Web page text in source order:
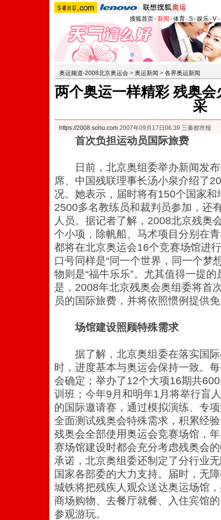
搜狐首页-新闻 -体育-S-娱乐-V-
奥运频道-2008北京奥运会 > 奥运新闻 > 各界奥运新闻
两个奥运一样精彩 残奥
采
https://2008.sohu.com 2007年09月17日06:39 三秦都市报
首次负担运动员国际旅费
日前，北京奥组委举办新闻发布
席、中国残联理事长汤小泉介绍了
况。她表示，届时将有150个国家
2500多名教练员和裁判员参加，还
人员。 据记者了解，2008北京残奥
个小项，除帆船、马术项目分别在
都将在北京奥运会16个竞赛场馆进
口号同样是“同一个世界，同一个梦
物则是“福牛乐乐”。尤其值得一提
是，2008年北京残奥会奥组委将首
员的国际旅费，并将依照惯例提供
场馆建设照顾特殊需求
据了解，北京奥组委在落实国际
时，进度基本与奥运会保持一致。
会确定；举办了12个大项16期共
训班；今年9月和明年1月将举行盲
的国际邀请赛，通过模拟演练、专
全面测试残奥会特殊需求，积累经
残奥会全部使用奥运会竞赛场馆，
赛场馆建设时都会充分考虑残奥会
承诺，北京奥组委还制定了分行业
国家各部委的大力支持。届时，无
城铁将把残疾人观众送达奥运场馆
商场购物、去餐厅就餐、入住宾馆
参观游玩。